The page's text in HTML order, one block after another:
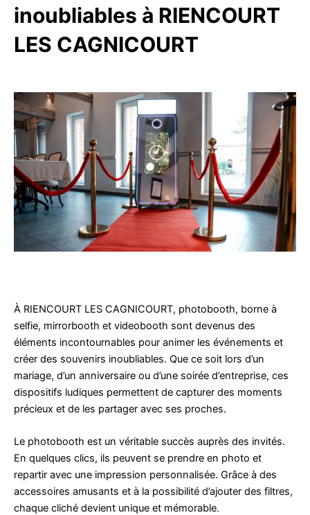
inoubliables à RIENCOURT
LES CAGNICOURT
À RIENCOURT LES CAGNICOURT, photobooth, borne à
selfie, mirrorbooth et videobooth sont devenus des
éléments incontournables pour animer les événements et
créer des souvenirs inoubliables. Que ce soit lors d’un
mariage, d’un anniversaire ou d’une soirée d’entreprise, ces
dispositifs ludiques permettent de capturer des moments
précieux et de les partager avec ses proches.
Le photobooth est un véritable succès auprès des invités.
En quelques clics, ils peuvent se prendre en photo et
repartir avec une impression personnalisée. Grâce à des
accessoires amusants et à la possibilité d’ajouter des filtres,
chaque cliché devient unique et mémorable.